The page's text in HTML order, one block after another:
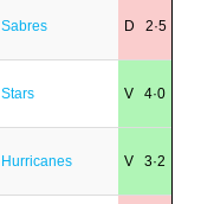
Sabres D 2·5
Stars V 4·0
Hurricanes V 3·2